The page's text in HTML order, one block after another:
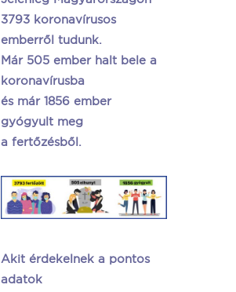
3793 koronavírusos
emberről tudunk.
Már 505 ember halt bele a
koronavírusba
és már 1856 ember
gyógyult meg
a fertőzésből.
Akit érdekelnek a pontos
adatok